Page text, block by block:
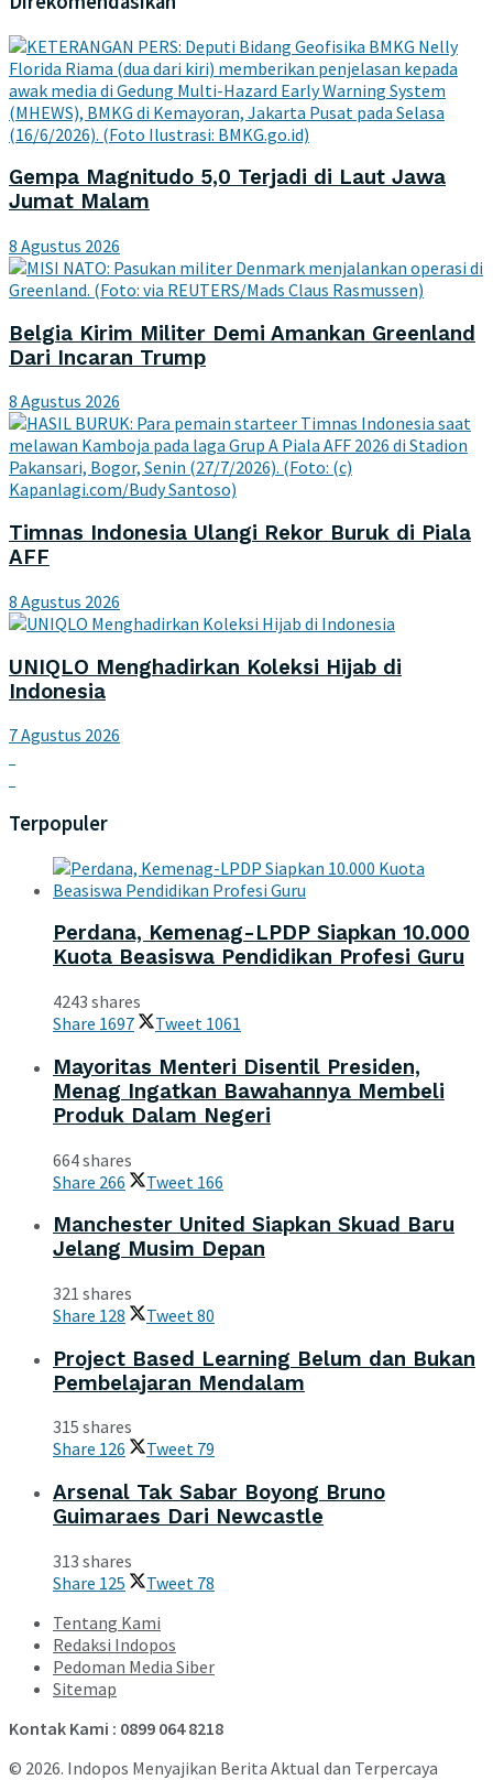
Gempa Magnitudo 5,0 Terjadi di Laut Jawa
Jumat Malam
8 Agustus 2026
Belgia Kirim Militer Demi Amankan Greenland
Dari Incaran Trump
8 Agustus 2026
Timnas Indonesia Ulangi Rekor Buruk di Piala
AFF
8 Agustus 2026
UNIQLO Menghadirkan Koleksi Hijab di
Indonesia
7 Agustus 2026
Terpopuler
Perdana, Kemenag-LPDP Siapkan 10.000
Kuota Beasiswa Pendidikan Profesi Guru
4243 shares
Share 1697 Tweet 1061
Mayoritas Menteri Disentil Presiden,
Menag Ingatkan Bawahannya Membeli
Produk Dalam Negeri
664 shares
Share 266 Tweet 166
Manchester United Siapkan Skuad Baru
Jelang Musim Depan
321 shares
Share 128 Tweet80
Project Based Learning Belum dan Bukan
Pembelajaran Mendalam
315 shares
Share 126 Tweet 79
Arsenal Tak Sabar Boyong Bruno
Guimaraes Dari Newcastle
313 shares
Share 125 Tweet 78
Tentang Kami
Redaksi Indopos
Pedoman Media Siber
Sitemap
Kontak Kami : 0899 064 8218
© 2026. Indopos Menyajikan Berita Aktual dan Terpercaya